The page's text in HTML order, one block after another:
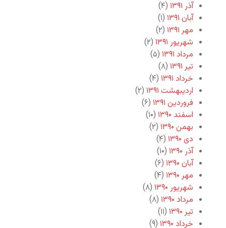
آذر ۱۳۹۱
(۴)
آبان ۱۳۹۱
(۱)
مهر ۱۳۹۱
(۲)
شهریور ۱۳۹۱
(۲)
مرداد ۱۳۹۱
(۵)
تیر ۱۳۹۱
(۸)
خرداد ۱۳۹۱
(۴)
اردیبهشت ۱۳۹۱
(۲)
فروردین ۱۳۹۱
(۶)
اسفند ۱۳۹۰
(۱۰)
بهمن ۱۳۹۰
(۲)
دی ۱۳۹۰
(۴)
آذر ۱۳۹۰
(۱۰)
آبان ۱۳۹۰
(۶)
مهر ۱۳۹۰
(۴)
شهریور ۱۳۹۰
(۸)
مرداد ۱۳۹۰
(۸)
تیر ۱۳۹۰
(۱۱)
خرداد ۱۳۹۰
(۹)